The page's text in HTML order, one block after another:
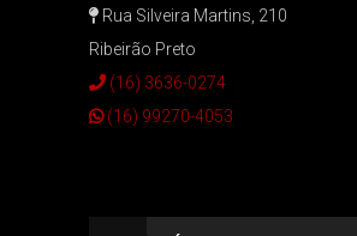
Rua Silveira Martins, 210
Ribeirão Preto
(16) 3636-0274
(16) 99270-4053